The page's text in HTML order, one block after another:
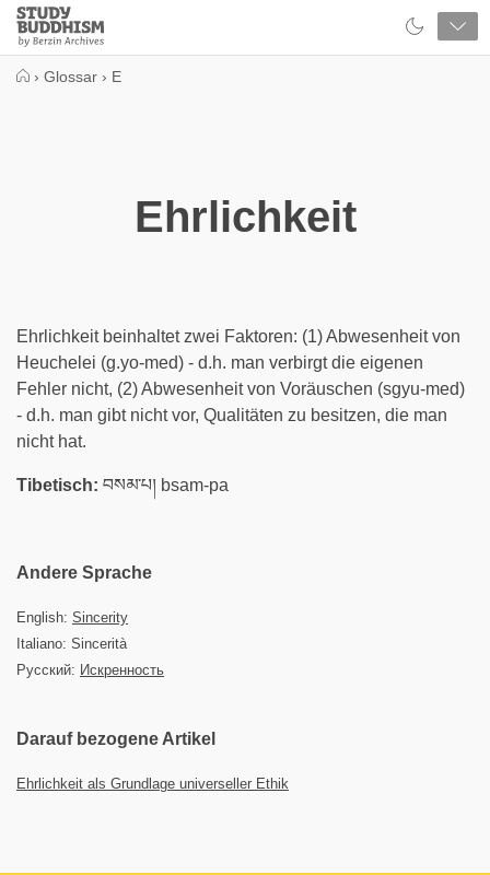
Close
Study
Buddhism
› Glossar › E
Ehrlichkeit
Ehrlichkeit beinhaltet zwei Faktoren: (1) Abwesenheit von
Heuchelei (g.yo-med) - d.h. man verbirgt die eigenen
Fehler nicht, (2) Abwesenheit von Voräuschen (sgyu-med)
- d.h. man gibt nicht vor, Qualitäten zu besitzen, die man
nicht hat.
Tibetisch: བསམ་པ། bsam-pa
Andere Sprache
English: Sincerity
Italiano: Sincerità
Русский: Искренность
Darauf bezogene Artikel
Ehrlichkeit als Grundlage universeller Ethik